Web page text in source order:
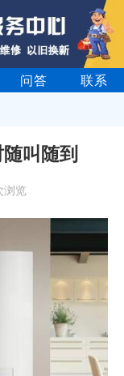
问答 联系
叫随到
览